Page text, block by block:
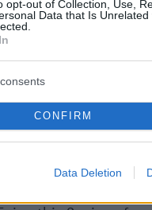
opt-out of Collection, Use,
Data that Is
CONFIRM
Data Deletion
Το
στο Netflix, σε όλο
το τρέιλερ
που πέφτουν,
εκτοξεύονται
μπορούμε να